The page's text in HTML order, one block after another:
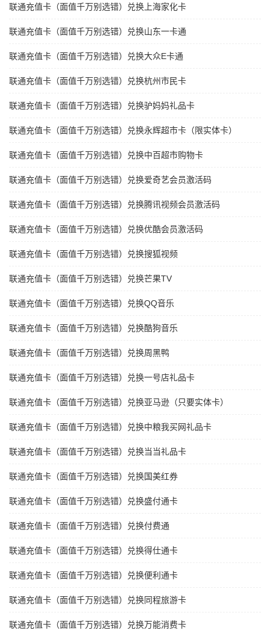
联通充值卡（面值千万别选错）兑换上海家化卡
联通充值卡（面值千万别选错）兑换山东一卡通
联通充值卡（面值千万别选错）兑换大众E卡通
联通充值卡（面值千万别选错）兑换杭州市民卡
联通充值卡（面值千万别选错）兑换驴妈妈礼品卡
联通充值卡（面值千万别选错）兑换永辉超市卡（限实体卡）
联通充值卡（面值千万别选错）兑换中百超市购物卡
联通充值卡（面值千万别选错）兑换爱奇艺会员激活码
联通充值卡（面值千万别选错）兑换腾讯视频会员激活码
联通充值卡（面值千万别选错）兑换优酷会员激活码
联通充值卡（面值千万别选错）兑换搜狐视频
联通充值卡（面值千万别选错）兑换芒果TV
联通充值卡（面值千万别选错）兑换QQ音乐
联通充值卡（面值千万别选错）兑换酷狗音乐
联通充值卡（面值千万别选错）兑换周黑鸭
联通充值卡（面值千万别选错）兑换一号店礼品卡
联通充值卡（面值千万别选错）兑换亚马逊（只要实体卡）
联通充值卡（面值千万别选错）兑换中粮我买网礼品卡
联通充值卡（面值千万别选错）兑换当当礼品卡
联通充值卡（面值千万别选错）兑换国美红券
联通充值卡（面值千万别选错）兑换盛付通卡
联通充值卡（面值千万别选错）兑换付费通
联通充值卡（面值千万别选错）兑换得仕通卡
联通充值卡（面值千万别选错）兑换便利通卡
联通充值卡（面值千万别选错）兑换同程旅游卡
联通充值卡（面值千万别选错）兑换万能消费卡